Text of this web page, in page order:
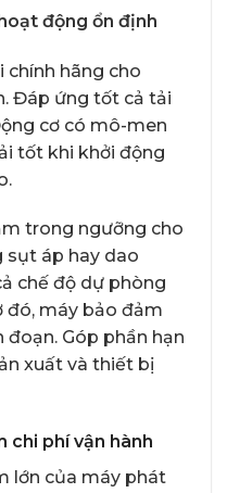
động ổn định
chính hãng cho
Đáp ứng tốt cả tải
cơ có mô-men
tốt khi khởi động
trong ngưỡng cho
sụt áp hay dao
chế độ dự phòng
đó, máy bảo đảm
Góp phần hạn
xuất và thiết bị
chi phí vận hành
lớn của máy phát